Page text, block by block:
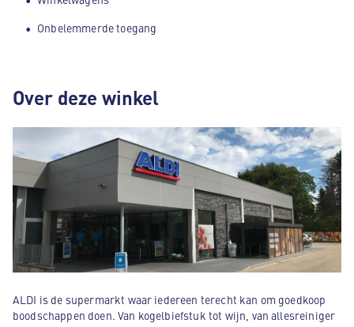
Onbelemmerde toegang
Over deze winkel
ALDI is de supermarkt waar iedereen terecht kan om goedkoop
boodschappen doen. Van kogelbiefstuk tot wijn, van allesreiniger